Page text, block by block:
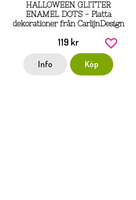
HALLOWEEN GLITTER
ENAMEL DOTS - Platta
dekorationer från CarlijnDesign
119 kr
Info Köp